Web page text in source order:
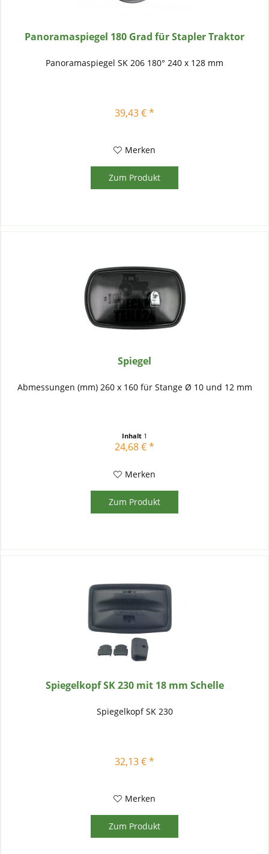
Panoramaspiegel 180 Grad für Stapler Traktor
Panoramaspiegel SK 206 180° 240 x 128 mm
39,43 € *
Merken
Zum Produkt
Spiegel
Abmessungen (mm) 260 x 160 für Stange Ø 10 und 12 mm
Inhalt 1
24,68 € *
Merken
Zum Produkt
Spiegelkopf SK 230 mit 18 mm Schelle
Spiegelkopf SK 230
32,13 € *
Merken
Zum Produkt